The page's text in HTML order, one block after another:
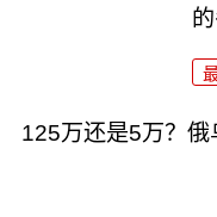
125万还是5万？